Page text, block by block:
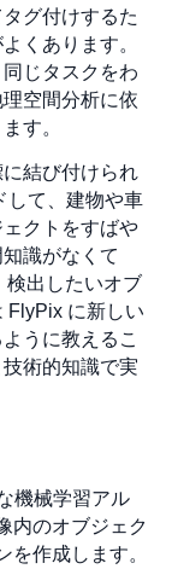
グ付けするた
くあります。
じタスクをわ
空間分析に依
す。
結び付けられ
して、建物や車
クトをすばや
識がなくて
検出したいオブ
FlyPix に新しい
うに教えるこ
術的知識で実
機械学習アル
内のオブジェク
を作成します。